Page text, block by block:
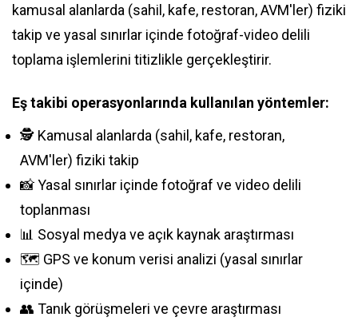
kamusal alanlarda (sahil, kafe, restoran, AVM'ler) fiziki
takip ve yasal sınırlar içinde fotoğraf-video delili
toplama işlemlerini titizlikle gerçekleştirir.
Eş takibi operasyonlarında kullanılan yöntemler:
🕵️ Kamusal alanlarda (sahil, kafe, restoran,
AVM'ler) fiziki takip
📸 Yasal sınırlar içinde fotoğraf ve video delili
toplanması
📊 Sosyal medya ve açık kaynak araştırması
🗺️ GPS ve konum verisi analizi (yasal sınırlar
içinde)
👥 Tanık görüşmeleri ve çevre araştırması